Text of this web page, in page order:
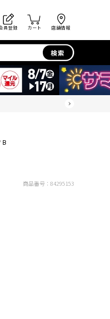
員登録 カート 店舗情報
検索
B
商品番号： 84295153